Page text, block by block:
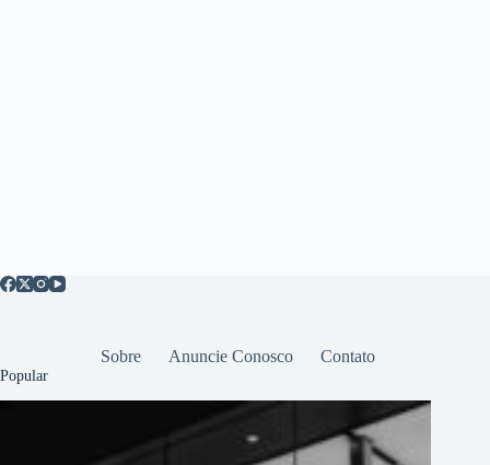
Sobre Anuncie Conosco Contato
Popular